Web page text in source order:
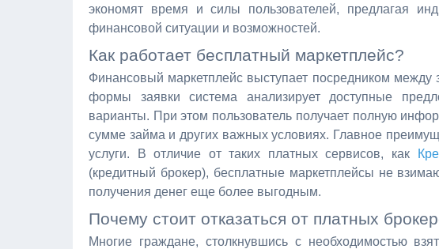
экономят время и силы пользователей, предлагая
финансовой ситуации и возможностей.
Как работает бесплатный маркетплейс?
Финансовый маркетплейс выступает посредником
формы заявки система анализирует доступные
варианты. При этом пользователь получает полную
сумме займа и других важных условиях. Главное
услуги. В отличие от таких платных сервисов, как
(кредитный брокер), бесплатные маркетплейсы не
получения денег еще более выгодным.
Почему стоит отказаться от платных
Многие граждане, столкнувшись с необходимостью